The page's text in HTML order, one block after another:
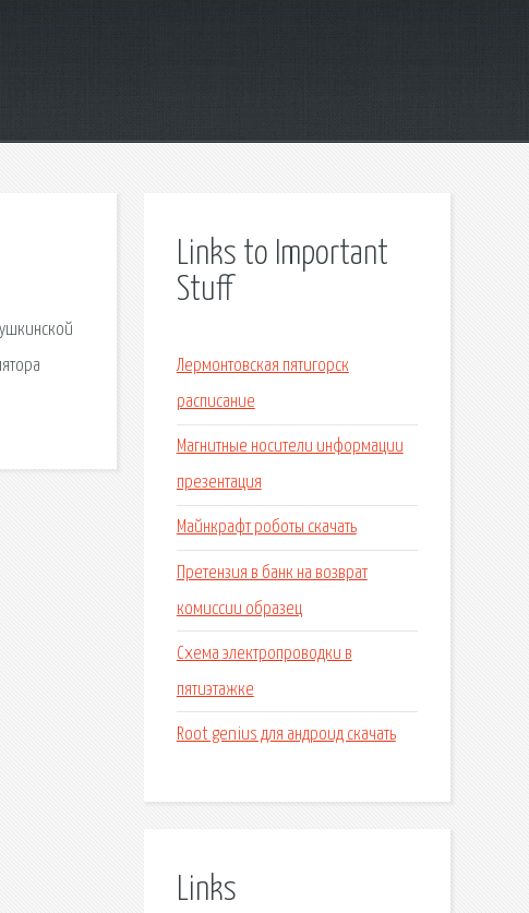
Links to Important
Stuff
Лермонтовская пятигорск
расписание
Магнитные носители информации
презентация
Майнкрафт роботы скачать
Претензия в банк на возврат
комиссии образец
Схема электропроводки в
пятиэтажке
Root genius для андроид скачать
Links